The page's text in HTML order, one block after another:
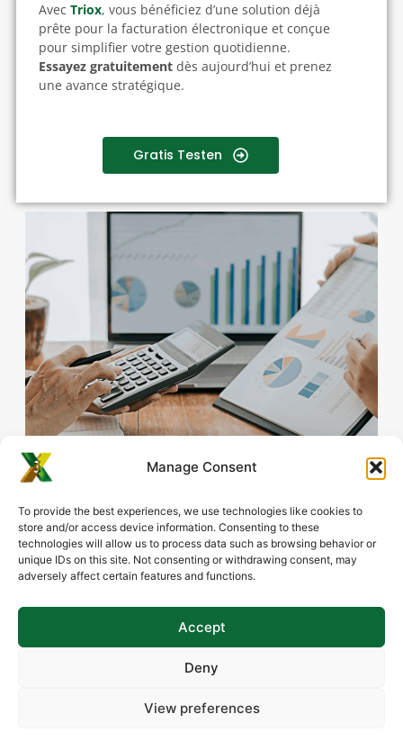
Manage Consent
To provide the best experiences, we use technologies like cookies to
store and/or access device information. Consenting to these
technologies will allow us to process data such as browsing behavior or
unique IDs on this site. Not consenting or withdrawing consent, may
adversely affect certain features and functions.
Accept
Deny
View preferences
Avec Triox, vous bénéficiez d’une solution déjà
prête pour la facturation électronique et conçue
pour simplifier votre gestion quotidienne.
Essayez gratuitementdès aujourd’hui et prenez
une avance stratégique.
Gratis Testen
Partager Cet Article
Email WhatsApp